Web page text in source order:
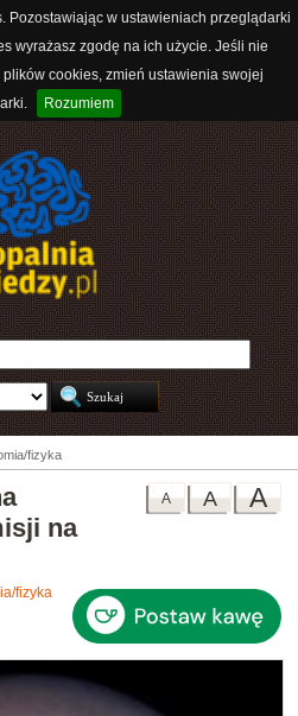
Pozostawiając w ustawieniach przeglądarki
wyrażasz zgodę na ich użycie. Jeśli nie
cookies, zmień ustawienia swojej
Rozumiem
fizyka
A
A
A
na
fizyka